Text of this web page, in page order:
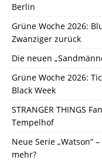
Berlin
Grüne Woche 2026:
Zwanziger zurück
Die neuen
Grüne Woche 2026:
Black Week
STRANGER THINGS
Tempelhof
Neue Serie „Watson“
mehr?